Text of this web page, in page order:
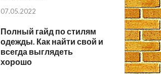
07.05.2022
Полный гайд по стилям
одежды. Как найти свой и
всегда выглядеть
хорошо